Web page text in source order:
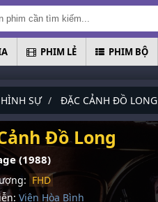
PHIM LẺ PHIM BỘ
SỰ ĐẶC CẢNH ĐỒ LONG
Đồ Long
(1988)
FHD
Viên Hòa Bình